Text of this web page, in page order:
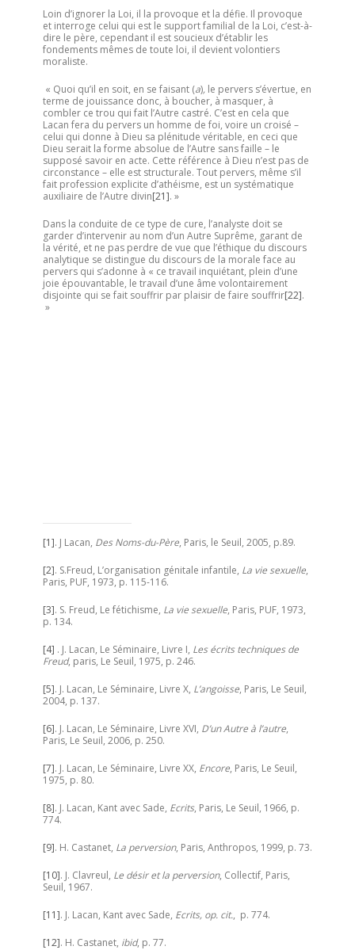
Loin d’ignorer la Loi, il la provoque et la défie. Il provoque
et interroge celui qui est le support familial de la Loi, c’est-à-
dire le père, cependant il est soucieux d’établir les
fondements mêmes de toute loi, il devient volontiers
moraliste.
« Quoi qu’il en soit, en se faisant (a), le pervers s’évertue, en
terme de jouissance donc, à boucher, à masquer, à
combler ce trou qui fait l’Autre castré. C’est en cela que
Lacan fera du pervers un homme de foi, voire un croisé –
celui qui donne à Dieu sa plénitude véritable, en ceci que
Dieu serait la forme absolue de l’Autre sans faille – le
supposé savoir en acte. Cette référence à Dieu n’est pas de
circonstance – elle est structurale. Tout pervers, même s’il
fait profession explicite d’athéisme, est un systématique
auxiliaire de l’Autre divin[21]. »
Dans la conduite de ce type de cure, l’analyste doit se
garder d’intervenir au nom d’un Autre Suprême, garant de
la vérité, et ne pas perdre de vue que l’éthique du discours
analytique se distingue du discours de la morale face au
pervers qui s’adonne à « ce travail inquiétant, plein d’une
joie épouvantable, le travail d’une âme volontairement
disjointe qui se fait souffrir par plaisir de faire souffrir[22].
»
[1]. J Lacan, Des Noms-du-Père, Paris, le Seuil, 2005, p.89.
[2]. S.Freud, L’organisation génitale infantile, La vie sexuelle,
Paris, PUF, 1973, p. 115-116.
[3]. S. Freud, Le fétichisme, La vie sexuelle, Paris, PUF, 1973,
p. 134.
[4] . J. Lacan, Le Séminaire, Livre I, Les écrits techniques de
Freud, paris, Le Seuil, 1975, p. 246.
[5]. J. Lacan, Le Séminaire, Livre X, L’angoisse, Paris, Le Seuil,
2004, p. 137.
[6]. J. Lacan, Le Séminaire, Livre XVI, D’un Autre à l’autre,
Paris, Le Seuil, 2006, p. 250.
[7]. J. Lacan, Le Séminaire, Livre XX, Encore, Paris, Le Seuil,
1975, p. 80.
[8]. J. Lacan, Kant avec Sade, Ecrits, Paris, Le Seuil, 1966, p.
774.
[9]. H. Castanet, La perversion, Paris, Anthropos, 1999, p. 73.
[10]. J. Clavreul, Le désir et la perversion, Collectif, Paris,
Seuil, 1967.
[11]. J. Lacan, Kant avec Sade, Ecrits, op. cit., p. 774.
[12]. H. Castanet, ibid, p. 77.